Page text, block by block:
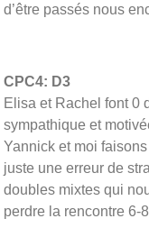
d’être passés nous
CPC4: D3
Elisa et Rachel font 0
sympathique et
Yannick et moi faisons
juste une erreur de
doubles mixtes qui
perdre la rencontre 6-8